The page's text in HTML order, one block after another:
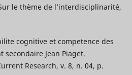
le thème de l’interdisciplinarité,
cognitive et competence des
secondaire Jean Piaget.
Research, v. 8, n. 04, p.